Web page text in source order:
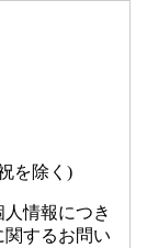
を除く)
情報につき
関するお問い